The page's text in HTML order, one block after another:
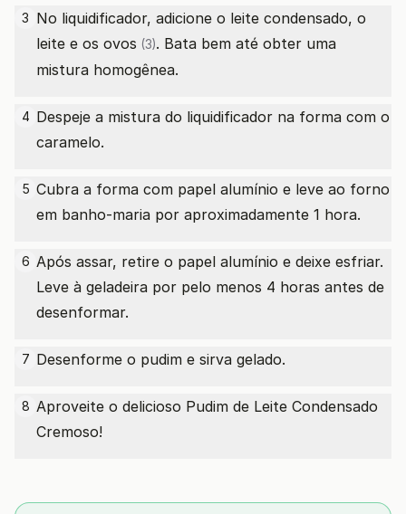
3 No liquidificador, adicione o leite condensado, o
leite e os ovos (3). Bata bem até obter uma
mistura homogênea.
4 Despeje a mistura do liquidificador na forma com o
caramelo.
5 Cubra a forma com papel alumínio e leve ao forno
em banho-maria por aproximadamente 1 hora.
6 Após assar, retire o papel alumínio e deixe esfriar.
Leve à geladeira por pelo menos 4 horas antes de
desenformar.
7 Desenforme o pudim e sirva gelado.
8 Aproveite o delicioso Pudim de Leite Condensado
Cremoso!